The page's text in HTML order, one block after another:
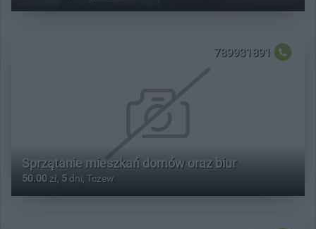
789931891
Sprzątanie mieszkań domów oraz biur
50.00 zł, 5 dni, Tczew